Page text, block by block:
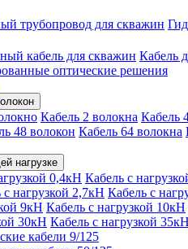
трубопровод для скважин
кабель для скважин Кабель
оптические решения
Кабель 2 волокна Кабель
48 волокон Кабель 64 волокна
нагрузке
0,4кН Кабель с
с нагрузкой 2,7кН Кабель с
9кН Кабель с нагрузкой 10кН
30кН Кабель с нагрузкой 35кН
кабели 9/125